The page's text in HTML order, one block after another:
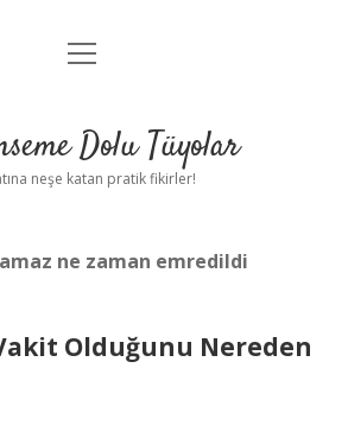
Anasayfa
Yasal Uyarı
menüyü
Dolu Tüyolar
neşe katan pratik fikirler!
ne zaman emredildi
Olduğunu Nereden